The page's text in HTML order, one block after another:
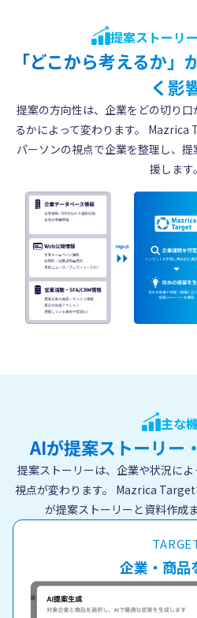
提案ストーリ
「どこから考えるか
く影
提案の方向性は、企業をどの切り
るかによって変わります。
Mazrica
パーソンの視点で企業を整理し、
援します。
主な
AIが提案ストーリー
提案ストーリーは、企業や状況に
視点が変わります。
Mazrica Target
が提案ストーリーと資料作成
企業・商品